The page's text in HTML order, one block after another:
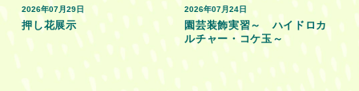
2026年07月29日
押し花展示
2026年07月24日
園芸装飾実習～ ハイドロカ
ルチャー・コケ玉～